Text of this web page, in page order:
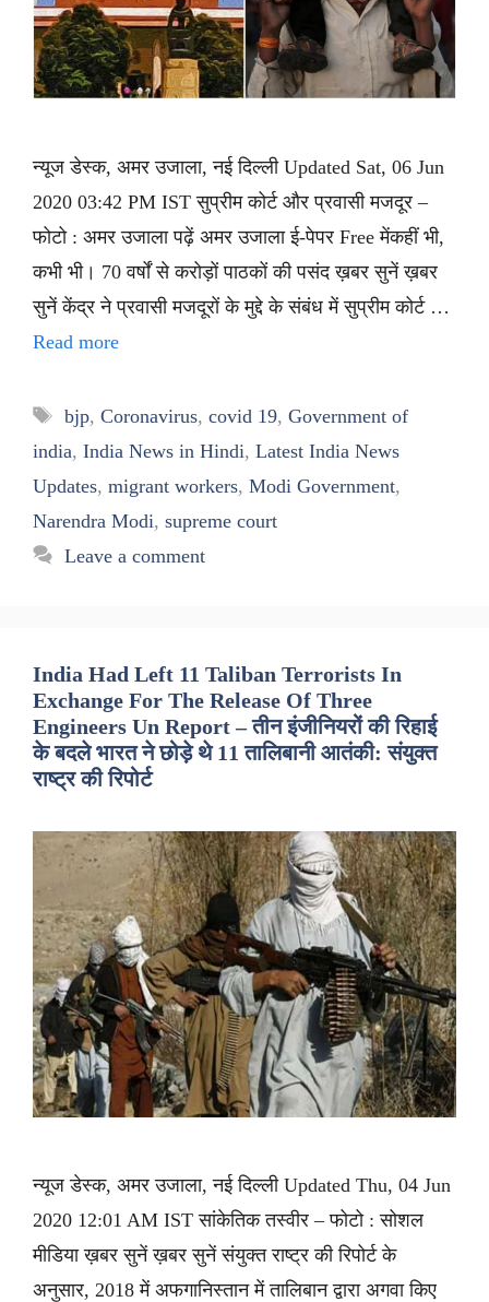
न्यूज डेस्क, अमर उजाला, नई दिल्ली Updated Sat, 06 Jun
2020 03:42 PM IST सुप्रीम कोर्ट और प्रवासी मजदूर –
फोटो : अमर उजाला पढ़ें अमर उजाला ई-पेपर Free मेंकहीं भी,
कभी भी। 70 वर्षों से करोड़ों पाठकों की पसंद ख़बर सुनें ख़बर
सुनें केंद्र ने प्रवासी मजदूरों के मुद्दे के संबंध में सुप्रीम कोर्ट …
Read more
Tags
bjp, Coronavirus, covid 19, Government of
india, India News in Hindi, Latest India News
Updates, migrant workers, Modi Government,
Narendra Modi, supreme court
Leave a comment
India Had Left 11 Taliban Terrorists In
Exchange For The Release Of Three
Engineers Un Report – तीन इंजीनियरों की रिहाई
के बदले भारत ने छोड़े थे 11 तालिबानी आतंकी: संयुक्त
राष्ट्र की रिपोर्ट
न्यूज डेस्क, अमर उजाला, नई दिल्ली Updated Thu, 04 Jun
2020 12:01 AM IST सांकेतिक तस्वीर – फोटो : सोशल
मीडिया ख़बर सुनें ख़बर सुनें संयुक्त राष्ट्र की रिपोर्ट के
अनुसार, 2018 में अफगानिस्तान में तालिबान द्वारा अगवा किए